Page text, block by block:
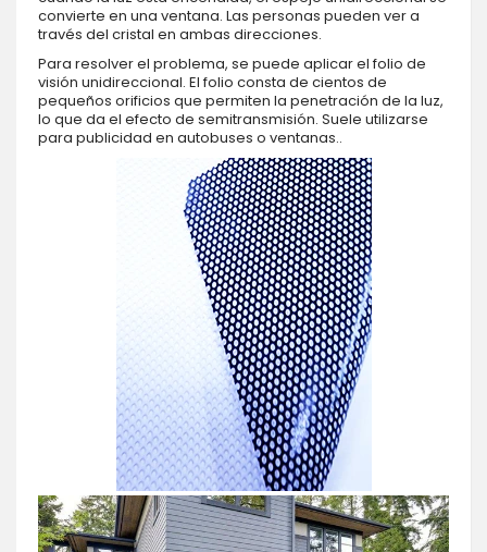
convierte en una ventana. Las personas pueden ver a
través del cristal en ambas direcciones.
Para resolver el problema, se puede aplicar el folio de
visión unidireccional. El folio consta de cientos de
pequeños orificios que permiten la penetración de la luz,
lo que da el efecto de semitransmisión. Suele utilizarse
para publicidad en autobuses o ventanas..